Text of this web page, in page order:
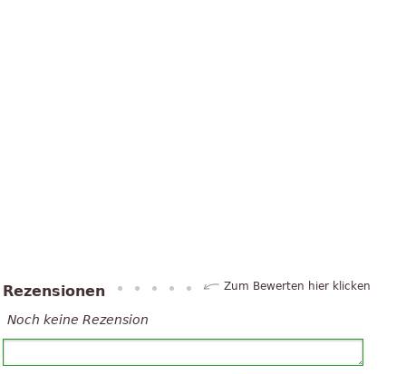
Rezensionen Zum Bewerten hier klicken
Noch keine Rezension